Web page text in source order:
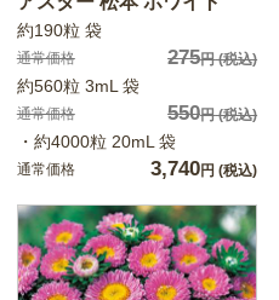
約190粒 袋
通常価格 275円(税込)
約560粒 3mL 袋
通常価格 550円(税込)
・約4000粒 20mL 袋
通常価格 3,740円 (税込)